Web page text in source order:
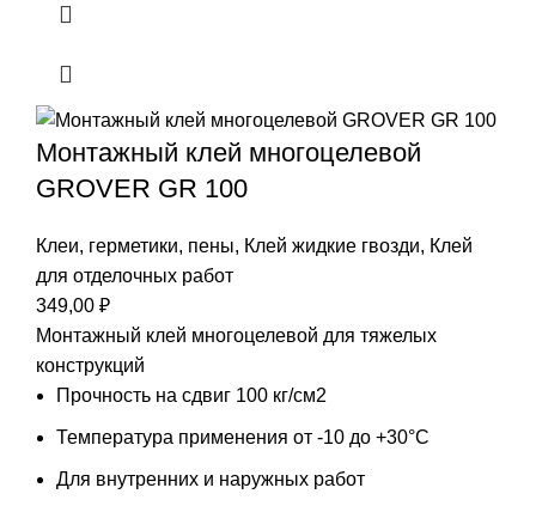
Монтажный клей многоцелевой
GROVER GR 100
Клеи, герметики, пены, Клей жидкие гвозди, Клей
для отделочных работ
349,00 ₽
Монтажный клей многоцелевой для тяжелых
конструкций
Прочность на сдвиг 100 кг/см2
Температура применения от -10 до +30°С
Для внутренних и наружных работ